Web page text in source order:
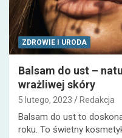
ZDROWIE I URODA
Balsam do ust –
wrażliwej skóry
5 lutego, 2023 Redakcja
Balsam do ust to
roku. To świetny